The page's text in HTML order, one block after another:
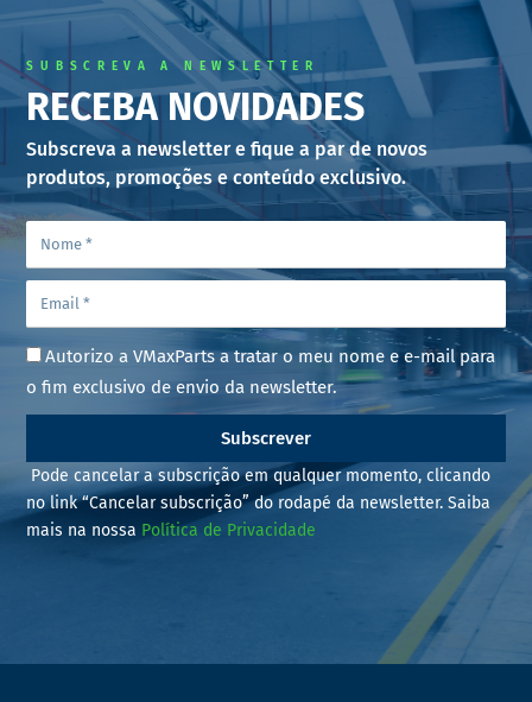
SUBSCREVA A NEWSLETTER
RECEBA NOVIDADES
Subscreva a newsletter e fique a par de novos
produtos, promoções e conteúdo exclusivo.
Autorizo a VMaxParts a tratar o meu nome e e-mail para
o fim exclusivo de envio da newsletter.
Subscrever
Pode cancelar a subscrição em qualquer momento, clicando
no link “Cancelar subscrição” do rodapé da newsletter. Saiba
mais na nossa Política de Privacidade